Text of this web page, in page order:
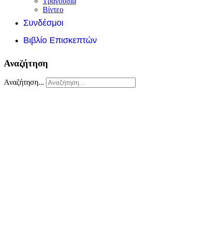
Βίντεο
Συνδέσμοι
Βιβλίο Επισκεπτών
Αναζήτηση
Αναζήτηση...